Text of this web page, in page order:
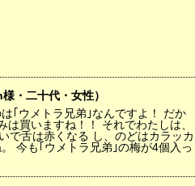
・二十代・女性）
｢ウメトラ兄弟｣なんですよ！ だか
買いますね！！ それでわたしは、
で舌は赤くなる し、のどはカラッカ
今も｢ウメトラ兄弟｣の梅が4個入っ